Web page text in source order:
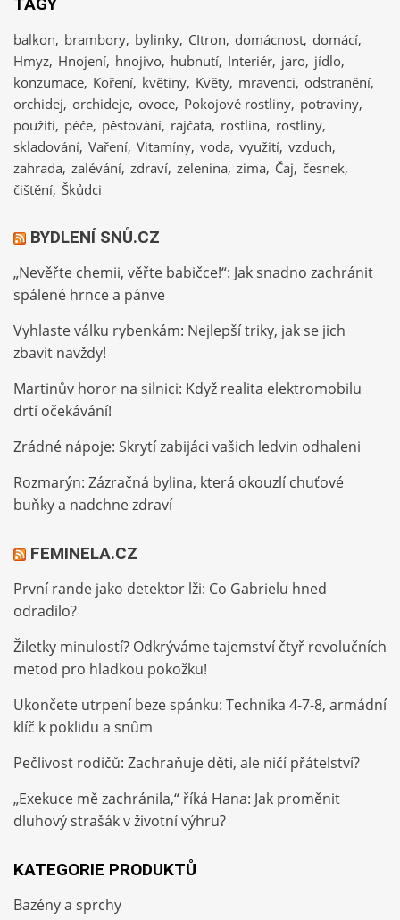
balkon brambory bylinky CItron domácnost domácí
Hmyz Hnojení hnojivo hubnutí Interiér jaro jídlo
konzumace Koření květiny Květy mravenci odstranění
orchidej orchideje ovoce Pokojové rostliny potraviny
použití péče pěstování rajčata rostlina rostliny
skladování Vaření Vitamíny voda využití vzduch
zahrada zalévání zdraví zelenina zima Čaj česnek
čištění Škůdci
BYDLENÍ SNŮ.CZ
„Nevěřte chemii, věřte babičce!“: Jak snadno zachránit
spálené hrnce a pánve
Vyhlaste válku rybenkám: Nejlepší triky, jak se jich
zbavit navždy!
Martinův horor na silnici: Když realita elektromobilu
drtí očekávání!
Zrádné nápoje: Skrytí zabijáci vašich ledvin odhaleni
Rozmarýn: Zázračná bylina, která okouzlí chuťové
buňky a nadchne zdraví
FEMINELA.CZ
První rande jako detektor lži: Co Gabrielu hned
odradilo?
Žiletky minulostí? Odkrýváme tajemství čtyř revolučních
metod pro hladkou pokožku!
Ukončete utrpení beze spánku: Technika 4-7-8, armádní
klíč k poklidu a snům
Pečlivost rodičů: Zachraňuje děti, ale ničí přátelství?
„Exekuce mě zachránila,“ říká Hana: Jak proměnit
dluhový strašák v životní výhru?
KATEGORIE PRODUKTŮ
Bazény a sprchy